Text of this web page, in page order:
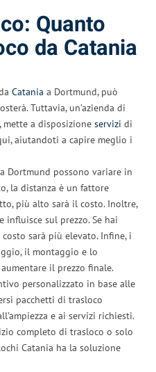
Quanto
da Catania
Catania a Dortmund, può
Tuttavia, un’azienda di
mette a disposizione servizi di
aiutandoti a capire meglio i
Dortmund possono variare in
la distanza è un fattore
più alto sarà il costo. Inoltre,
influisce sul prezzo. Se hai
sarà più elevato. Infine, i
il montaggio e lo
il prezzo finale.
personalizzato in base alle
pacchetti di trasloco
e ai servizi richiesti.
completo di trasloco o solo
Catania ha la soluzione